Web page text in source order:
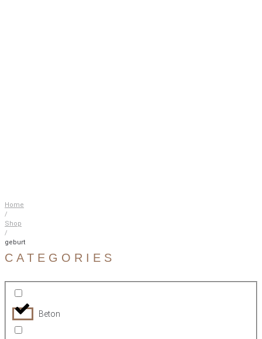
Home
/
Shop
/
geburt
CATEGORIES
Beton